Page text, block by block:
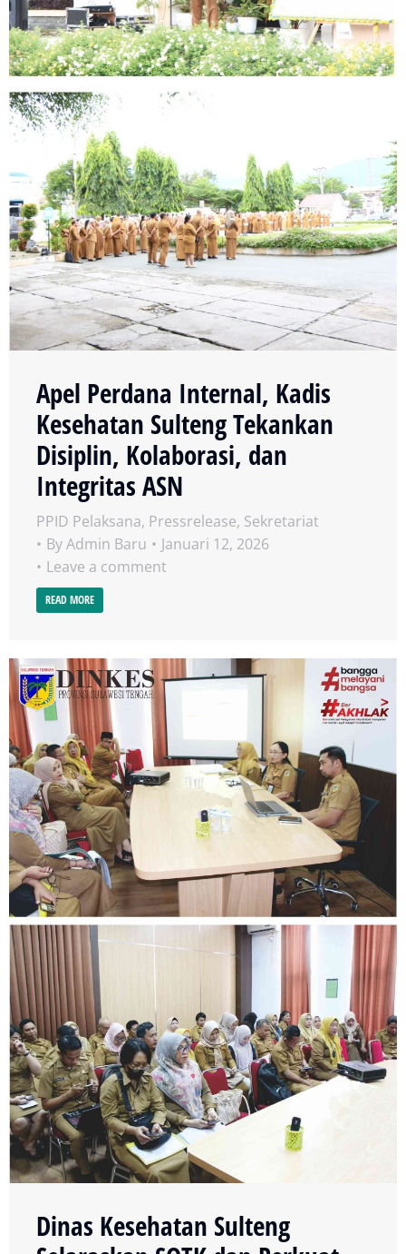
Apel Perdana Internal, Kadis
Kesehatan Sulteng Tekankan
Disiplin, Kolaborasi, dan
Integritas ASN
PPID Pelaksana, Pressrelease, Sekretariat
ByAdmin Baru
Januari 12, 2026
Leave a comment
READ MORE
Dinas Kesehatan Sulteng